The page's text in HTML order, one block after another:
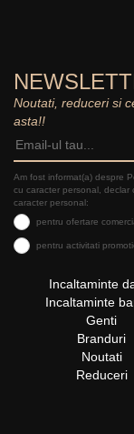
Noutati, reduceri si
asta!!
Am fost informat(a) despre
cu caracter personal, declar
caracter personal:
pentru ofertare
pentru activitati
Incaltaminte
Incaltaminte
Genti
Branduri
Noutati
Reduceri